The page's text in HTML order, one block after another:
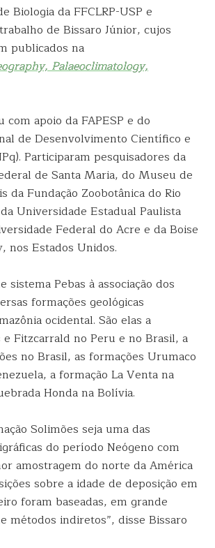
Biologia da FFCLRP-USP e
de Bissaro Júnior, cujos
publicados na
Palaeoclimatology,
com apoio da FAPESP e do
de Desenvolvimento Científico e
Participaram pesquisadores da
de Santa Maria, do Museu de
da Fundação Zoobotânica do Rio
Universidade Estadual Paulista
Federal do Acre e da Boise
nos Estados Unidos.
sistema Pebas à associação dos
formações geológicas
ocidental. São elas a
e Fitzcarrald no Peru e no Brasil, a
no Brasil, as formações Urumaco
a formação La Venta na
Honda na Bolívia.
Solimões seja uma das
do período Neógeno com
amostragem do norte da América
sobre a idade de deposição em
foram baseadas, em grande
métodos indiretos”, disse Bissaro